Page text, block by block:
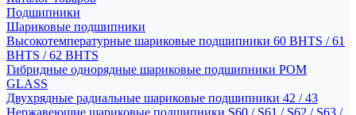
Подшипники
Шариковые подшипники
Высокотемпературные шариковые подшипники 60 BHTS / 61
BHTS / 62 BHTS
Гибридные однорядные шариковые подшипники POM
GLASS
Двухрядные радиальные шариковые подшипники 42 / 43
Нержавеющие шариковые подшипники S60 / S61 / S62 / S63 /